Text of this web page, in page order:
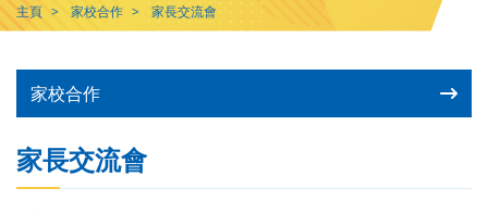
主頁 家校合作 家長交流會
家校合作
家長交流會